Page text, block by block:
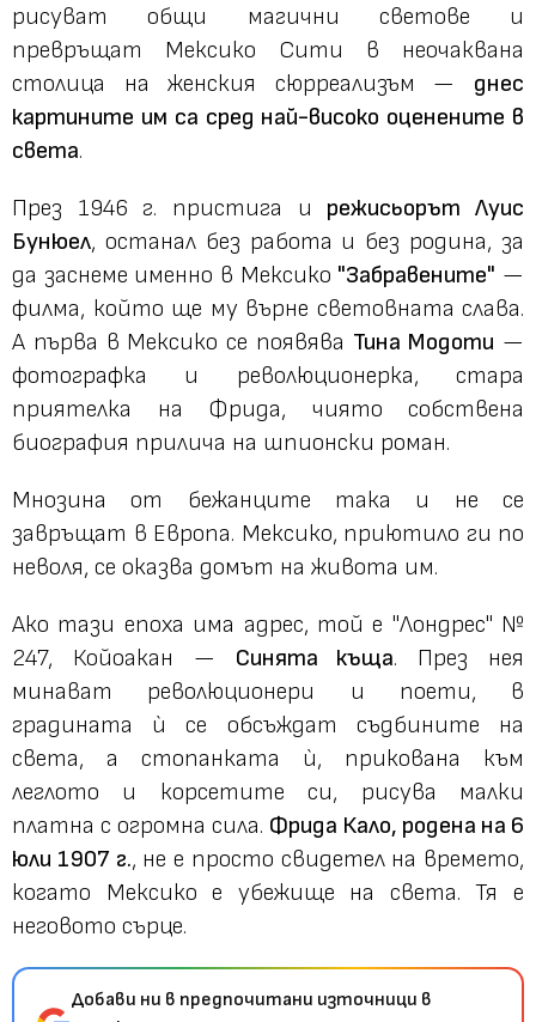
рисуват общи магични светове и
превръщат Мексико Сити в неочаквана
столица на женския сюрреализъм — днес
картините им са сред най-високо оценените в
света.
През 1946 г. пристига ирежисьорът Луис
Бунюел, останал без работа и без родина, за
да заснеме именно в Мексико "Забравените" —
филма, който ще му върне световната слава.
А първа в Мексико се появява Тина Модоти —
фотографка и революционерка, стара
приятелка на Фрида, чиято собствена
биография прилича на шпионски роман.
Мнозина от бежанците така и не се
завръщат в Европа. Мексико, приютило ги по
неволя, се оказва домът на живота им.
Ако тази епоха има адрес, той е "Лондрес" №
247, Койоакан — Синята къща. През нея
минават революционери и поети, в
градината ѝ се обсъждат съдбините на
света, а стопанката ѝ, прикована към
леглото и корсетите си, рисува малки
платна с огромна сила. Фрида Кало, родена на 6
юли 1907 г., не е просто свидетел на времето,
когато Мексико е убежище на света. Тя е
неговото сърце.
Добави ни в предпочитани източници в